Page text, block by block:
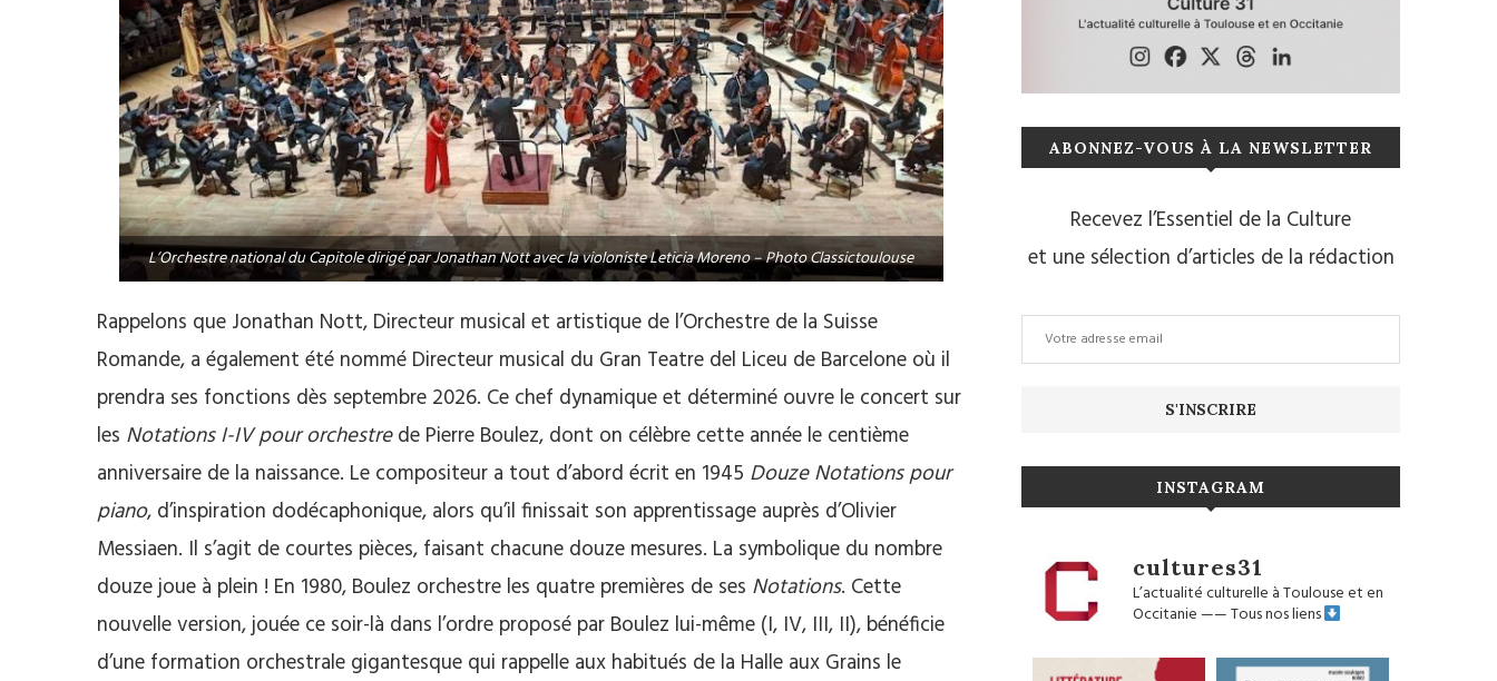
L’Orchestre national du Capitole dirigé par Jonathan Nott avec la violoniste Leticia Moreno – Photo Classictoulouse
Rappelons que Jonathan Nott, Directeur musical et artistique de l’Orchestre de la Suisse
Romande, a également été nommé Directeur musical du Gran Teatre del Liceu de Barcelone où il
prendra ses fonctions dès septembre 2026. Ce chef dynamique et déterminé ouvre le concert sur
les Notations I-IV pour orchestrede Pierre Boulez, dont on célèbre cette année le centième
anniversaire de la naissance. Le compositeur a tout d’abord écrit en 1945 Douze Notations pour
piano, d’inspiration dodécaphonique, alors qu’il finissait son apprentissage auprès d’Olivier
Messiaen. Il s’agit de courtes pièces, faisant chacune douze mesures. La symbolique du nombre
douze joue à plein ! En 1980, Boulez orchestre les quatre premières de ses Notations. Cette
nouvelle version, jouée ce soir-là dans l’ordre proposé par Boulez lui-même (I, IV, III, II), bénéficie
d’une formation orchestrale gigantesque qui rappelle aux habitués de la Halle aux Grains le
ABONNEZ-VOUS À LA NEWSLETTER
Recevez l’Essentiel de la Culture
et une sélection d’articles de la rédaction
INSTAGRAM
cultures31
L’actualité culturelle à Toulouse et en
Occitanie——Tous nos liens